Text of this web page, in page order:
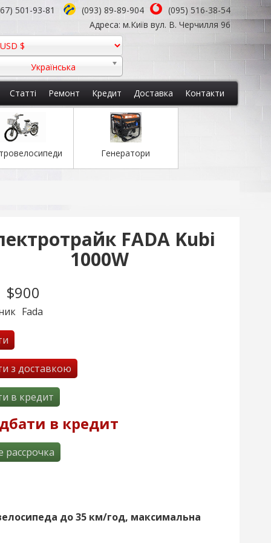
501-93-81 (093) 89-89-904
(095) 516-38-54
Адреса: м.Київ вул. В. Черчилля 96
Українська
Статті Ремонт Кредит Доставка Контакти
Генератори
FADA Kubi
1000W
$900
Fada
з доставкою
в кредит
в кредит
рассрочка
до 35 км/год, максимальна